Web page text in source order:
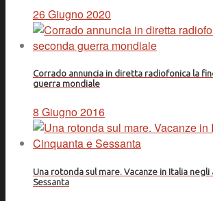
26 Giugno 2020
Corrado annuncia in diretta radiofonica la
guerra mondiale
8 Giugno 2016
Una rotonda sul mare. Vacanze in Italia negli
Sessanta